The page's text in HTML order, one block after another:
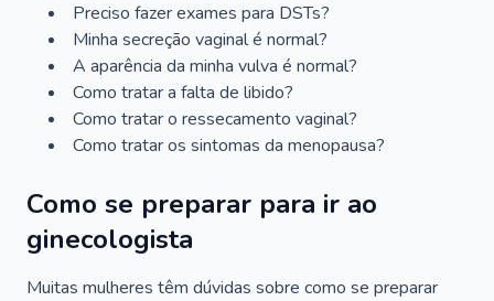
Preciso fazer exames para DSTs?
Minha secreção vaginal é normal?
A aparência da minha vulva é normal?
Como tratar a falta de libido?
Como tratar o ressecamento vaginal?
Como tratar os sintomas da menopausa?
Como se preparar para ir ao
ginecologista
Muitas mulheres têm dúvidas sobre como se preparar